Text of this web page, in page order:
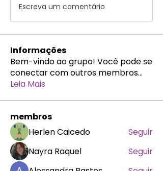
Escreva um comentário
Informações
Bem-vindo ao grupo! Você pode se
conectar com outros membros...
Leia Mais
membros
Herlen Caicedo
Seguir
Nayra Raquel
Seguir